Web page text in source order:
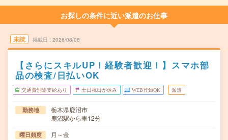
お探しの条件に近い派遣のお仕事
未読 掲載日 2026/08/08
【さらにスキルUP！経験者歓迎！】スマホ部
品の検査/日払いOK
交通費別途支給あり 土日祝日が休み WEB登録OK 派遣
勤務地
栃木県鹿沼市
鹿沼駅から車12分
曜日頻度 月～金